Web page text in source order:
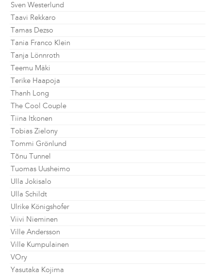
Sven Westerlund
Taavi Rekkaro
Tamas Dezso
Tania Franco Klein
Tanja Lönnroth
Teemu Mäki
Terike Haapoja
Thanh Long
The Cool Couple
Tiina Itkonen
Tobias Zielony
Tommi Grönlund
Tõnu Tunnel
Tuomas Uusheimo
Ulla Jokisalo
Ulla Schildt
Ulrike Königshofer
Viivi Nieminen
Ville Andersson
Ville Kumpulainen
VOry
Yasutaka Kojima